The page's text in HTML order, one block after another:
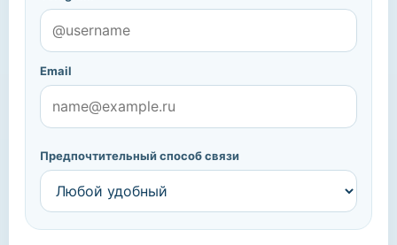
Email
Предпочтительный способ связи